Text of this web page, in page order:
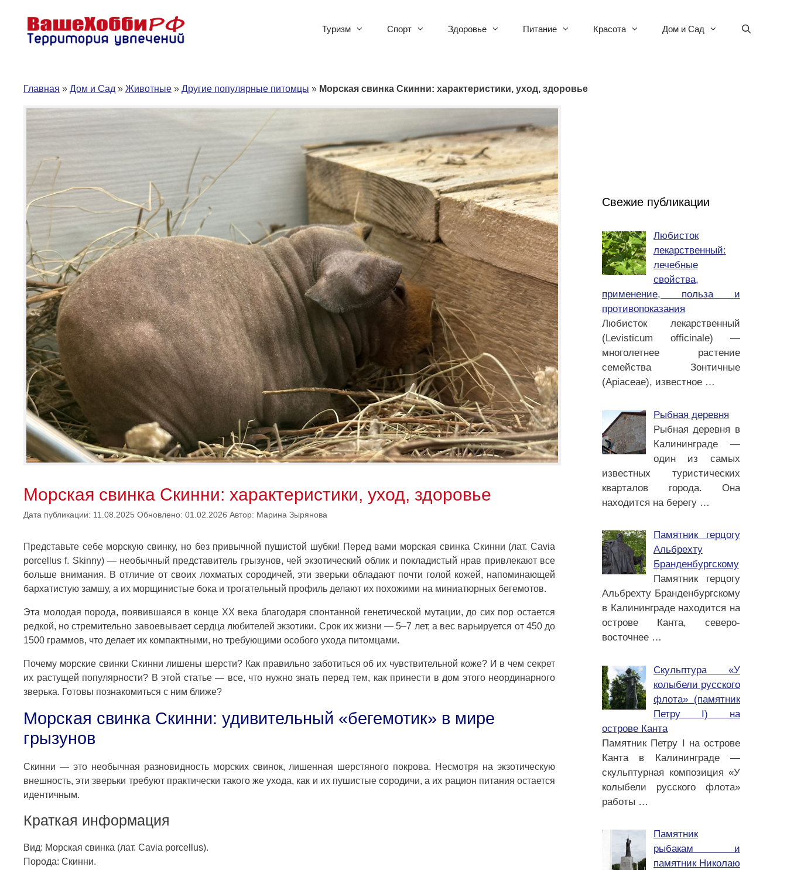
содержимому
Туризм Спорт Здоровье Питание Красота Дом и Сад
Главная » Дом и Сад » Животные » Другие популярные питомцы » Морская свинка Скинни: характеристики, уход, здоровье
Морская свинка Скинни: характеристики, уход, здоровье
Дата публикации: 11.08.2025 Обновлено: 01.02.2026 Автор: Марина Зырянова
Представьте себе морскую свинку, но без привычной пушистой шубки! Перед вами морская свинка Скинни (лат. Cavia
porcellus f. Skinny) — необычный представитель грызунов, чей экзотический облик и покладистый нрав привлекают все
больше внимания. В отличие от своих лохматых сородичей, эти зверьки обладают почти голой кожей, напоминающей
бархатистую замшу, а их морщинистые бока и трогательный профиль делают их похожими на миниатюрных бегемотов.
Эта молодая порода, появившаяся в конце XX века благодаря спонтанной генетической мутации, до сих пор остается
редкой, но стремительно завоевывает сердца любителей экзотики. Срок их жизни — 5–7 лет, а вес варьируется от 450 до
1500 граммов, что делает их компактными, но требующими особого ухода питомцами.
Почему морские свинки Скинни лишены шерсти? Как правильно заботиться об их чувствительной коже? И в чем секрет
их растущей популярности? В этой статье — все, что нужно знать перед тем, как принести в дом этого неординарного
зверька. Готовы познакомиться с ним ближе?
Морская свинка Скинни: удивительный «бегемотик» в мире
грызунов
Скинни — это необычная разновидность морских свинок, лишенная шерстяного покрова. Несмотря на экзотическую
внешность, эти зверьки требуют практически такого же ухода, как и их пушистые сородичи, а их рацион питания остается
идентичным.
Краткая информация
Вид: Морская свинка (лат. Cavia porcellus).
Порода: Скинни.
Свежие публикации
Любисток
лекарственный:
лечебные
свойства,
применение, польза и
противопоказания
Любисток лекарственный
(Levisticum officinale) —
многолетнее растение
семейства Зонтичные
(Apiaceae), известное …
Рыбная деревня
Рыбная деревня в
Калининграде —
один из самых
известных туристических
кварталов города. Она
находится на берегу …
Памятник герцогу
Альбрехту
Бранденбургскому
Памятник герцогу
Альбрехту Бранденбургскому
в Калининграде находится на
острове Канта, северо-
восточнее …
Скульптура «У
колыбели русского
флота» (памятник
Петру I) на
острове Канта
Памятник Петру I на острове
Канта в Калининграде —
скульптурная композиция «У
колыбели русского флота»
работы …
Памятник
рыбакам и
памятник Николаю